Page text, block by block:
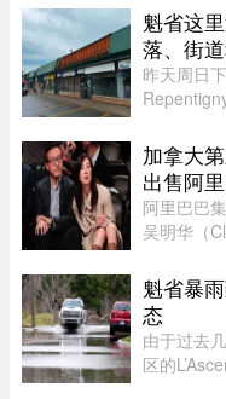
从先前的
Québec
魁省这
落、街
昨天周日
体上的多
型龙卷风”
加拿大
出售阿
阿里巴巴
吴明华（
提下共同
股份的计
魁省暴
态
由于过去
区的